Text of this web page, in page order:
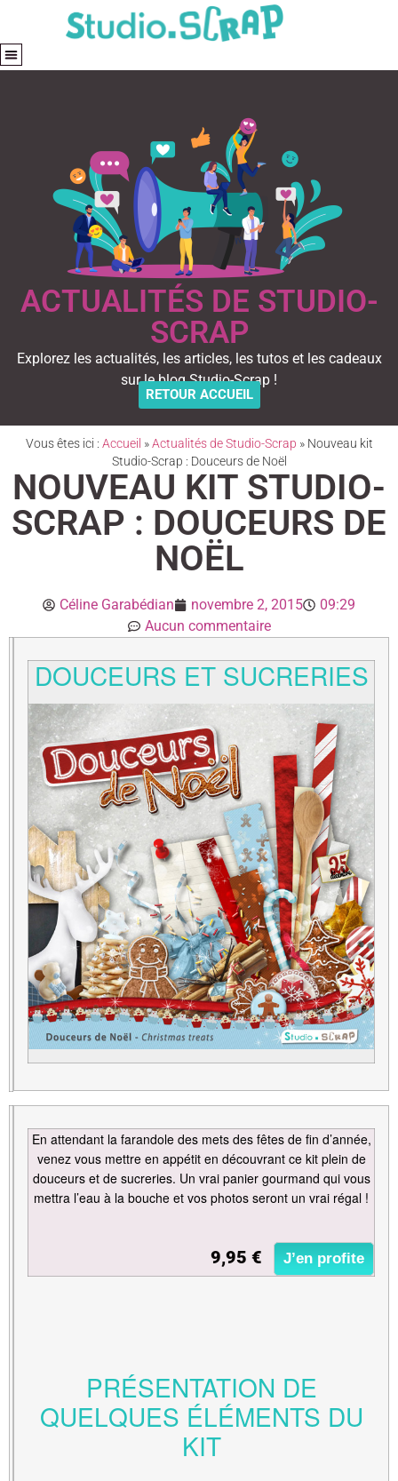
ACTUALITÉS DE STUDIO-
SCRAP
Explorez les actualités, les articles, les tutos et les cadeaux
sur le blog Studio-Scrap !
RETOUR ACCUEIL
Vous êtes ici : Accueil »Actualités de Studio-Scrap » Nouveau kit
Studio-Scrap : Douceurs de Noël
NOUVEAU KIT STUDIO-
SCRAP : DOUCEURS DE
NOËL
Céline Garabédian novembre 2, 2015
09:29
Aucun commentaire
DOUCEURS ET SUCRERIES
En attendant la farandole des mets des fêtes de fin d’année,
venez vous mettre en appétit en découvrant ce kit plein de
douceurs et de sucreries. Un vrai panier gourmand qui vous
mettra l’eau à la bouche et vos photos seront un vrai régal !
9,95 € J’en profite
PRÉSENTATION DE
QUELQUES ÉLÉMENTS DU
KIT